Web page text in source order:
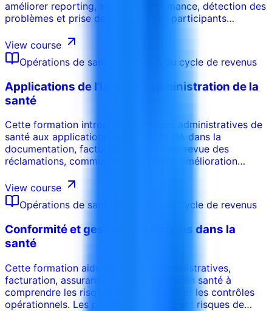
améliorer reporting, suivi de performance, détection des
problèmes et prise de décision. Les participants
de paiement et KPI opérationnels.
View course
Opérations de santé et gestion du cycle de revenus
Applications de l’IA dans l’administration de la
santé
Cette formation introduit les équipes administratives de
santé aux applications pratiques de l’IA dans la
documentation, facturation, reporting, revue des
réclamations, communication patient, amélioration
apprennent où l’IA aide et où la revue humaine reste
nécessaire.
View course
Opérations de santé et gestion du cycle de revenus
Conformité et gestion des risques dans la
santé
Cette formation aide les équipes administratives,
facturation, assurance et réclamations en santé à
comprendre les risques de conformité et les contrôles
opérationnels. Les participants explorent risques de